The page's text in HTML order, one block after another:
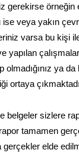
gerekirse örneğin
veya yakın
varsa bu kişi
yapılan
olmadığınız ya
ortaya
belgeler sizlere
tamamen
gerçekler elde